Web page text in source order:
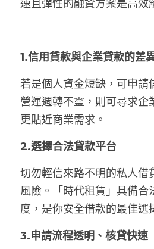
速且彈性的融資方案是高效
1.信用貸款與企業貸款的差
若是個人資金短缺，可申請
營運週轉不靈，則可尋求企
更貼近商業需求。
2.選擇合法貸款平台
切勿輕信來路不明的私人借
風險。「時代租賃」具備合
度，是你安全借款的最佳選
3.申請流程透明、核貸快速